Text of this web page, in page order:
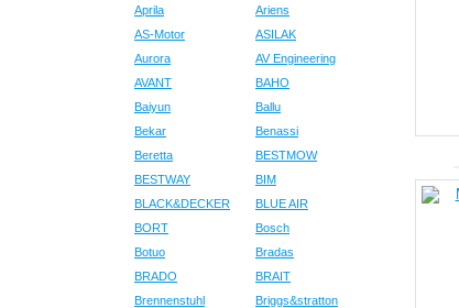
Aprila
Ariens
AS-Motor
ASILAK
Aurora
AV Engineering
AVANT
BAHO
Baiyun
Ballu
Bekar
Benassi
Beretta
BESTMOW
BESTWAY
BIM
BLACK&DECKER
BLUE AIR
BORT
Bosch
Botuo
Bradas
BRADO
BRAIT
Brennenstuhl
Briggs&stratton